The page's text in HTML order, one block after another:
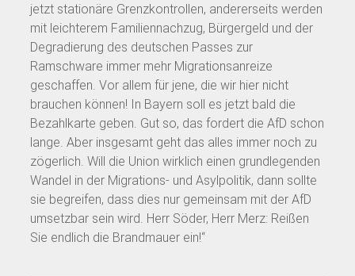
jetzt stationäre Grenzkontrollen, andererseits werden
mit leichterem Familiennachzug, Bürgergeld und der
Degradierung des deutschen Passes zur
Ramschware immer mehr Migrationsanreize
geschaffen. Vor allem für jene, die wir hier nicht
brauchen können! In Bayern soll es jetzt bald die
Bezahlkarte geben. Gut so, das fordert die AfD schon
lange. Aber insgesamt geht das alles immer noch zu
zögerlich. Will die Union wirklich einen grundlegenden
Wandel in der Migrations- und Asylpolitik, dann sollte
sie begreifen, dass dies nur gemeinsam mit der AfD
umsetzbar sein wird. Herr Söder, Herr Merz: Reißen
Sie endlich die Brandmauer ein!“